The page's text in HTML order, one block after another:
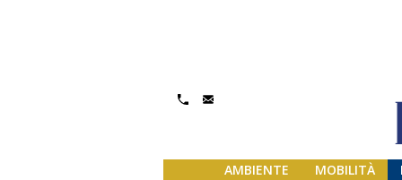
AMBIENTE MOBILITÀ